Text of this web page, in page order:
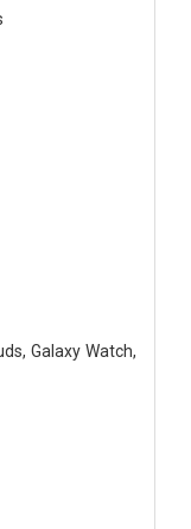
Galaxy Watch,